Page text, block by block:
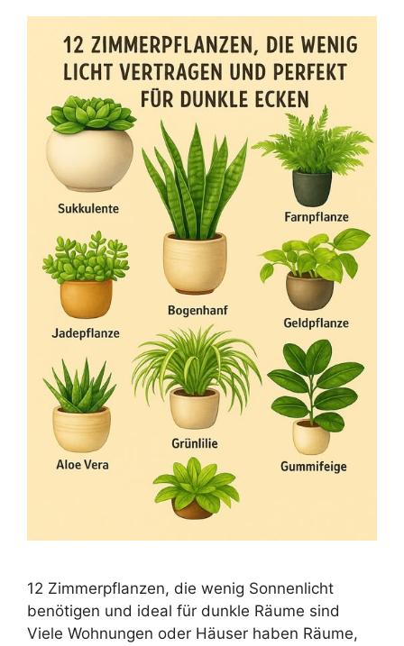
12 Zimmerpflanzen, die wenig Sonnenlicht
benötigen und ideal für dunkle Räume sind
Viele Wohnungen oder Häuser haben Räume,